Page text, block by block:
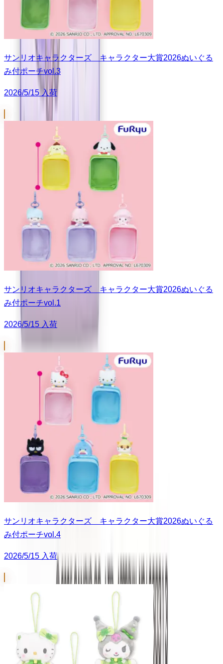
サンリオキャラクターズ キャラクター大賞2026ぬいぐる
み付ポーチvol.3
2026/5/15 入荷
サンリオキャラクターズ キャラクター大賞2026ぬいぐる
み付ポーチvol.1
2026/5/15 入荷
サンリオキャラクターズ キャラクター大賞2026ぬいぐる
み付ポーチvol.4
2026/5/15 入荷